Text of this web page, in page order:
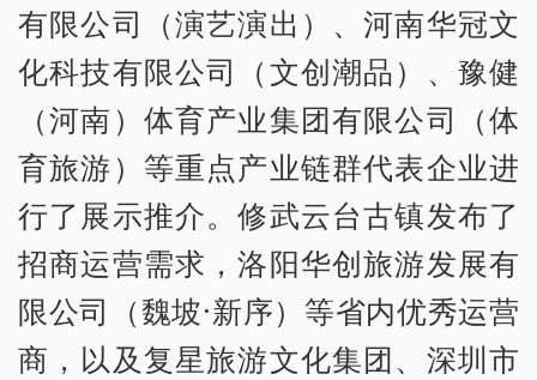
有限公司（演艺演出）、河南华冠文
化科技有限公司（文创潮品）、豫健
（河南）体育产业集团有限公司（体
育旅游）等重点产业链群代表企业进
行了展示推介。修武云台古镇发布了
招商运营需求，洛阳华创旅游发展有
限公司（魏坡·新序）等省内优秀运营
商，以及复星旅游文化集团、深圳市